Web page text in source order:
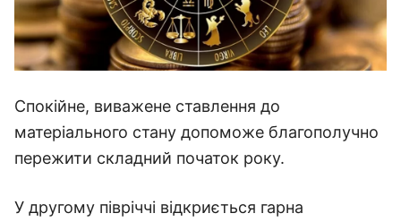
Спокійне, виважене ставлення до
матеріального стану допоможе благополучно
пережити складний початок року.
У другому півріччі відкриється гарна